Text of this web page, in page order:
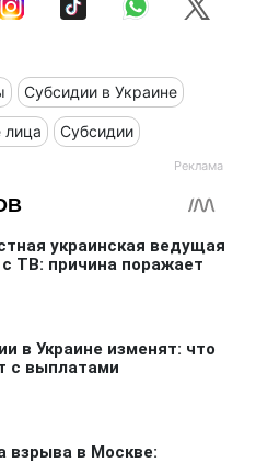
Субсидии в Украине
лица Субсидии